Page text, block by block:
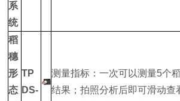
系
统
稻
穗
形
态
TP
DS-
测量指标：一次可以测量5个
结果；拍照分析后即可滑动查